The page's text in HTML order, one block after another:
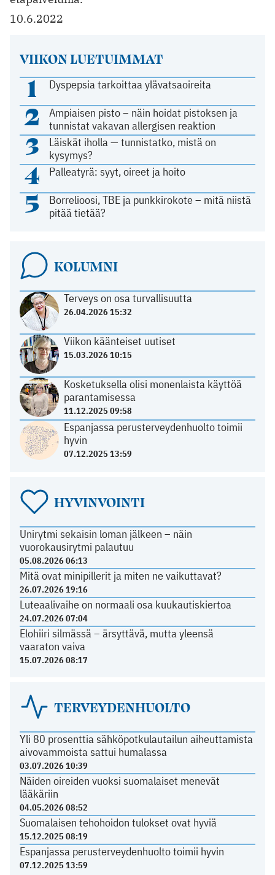
10.6.2022
VIIKON LUETUIMMAT
1 Dyspepsia tarkoittaa ylävatsaoireita
2
Ampiaisen pisto – näin hoidat pistoksen ja
tunnistat vakavan allergisen reaktion
3
Läiskät iholla — tunnistatko, mistä on
kysymys?
4 Palleatyrä: syyt, oireet ja hoito
5
Borrelioosi, TBE ja punkkirokote – mitä niistä
pitää tietää?
KOLUMNI
Terveys on osa turvallisuutta
26.04.2026 15:32
Viikon käänteiset uutiset
15.03.2026 10:15
Kosketuksella olisi monenlaista käyttöä
parantamisessa
11.12.2025 09:58
Espanjassa perusterveydenhuolto toimii
hyvin
07.12.2025 13:59
HYVINVOINTI
Unirytmi sekaisin loman jälkeen – näin
vuorokausirytmi palautuu
05.08.2026 06:13
Mitä ovat minipillerit ja miten ne vaikuttavat?
26.07.2026 19:16
Luteaalivaihe on normaali osa kuukautiskiertoa
24.07.2026 07:04
Elohiiri silmässä – ärsyttävä, mutta yleensä
vaaraton vaiva
15.07.2026 08:17
TERVEYDENHUOLTO
Yli 80 prosenttia sähköpotkulautailun aiheuttamista
aivovammoista sattui humalassa
03.07.2026 10:39
Näiden oireiden vuoksi suomalaiset menevät
lääkäriin
04.05.2026 08:52
Suomalaisen tehohoidon tulokset ovat hyviä
15.12.2025 08:19
Espanjassa perusterveydenhuolto toimii hyvin
07.12.2025 13:59